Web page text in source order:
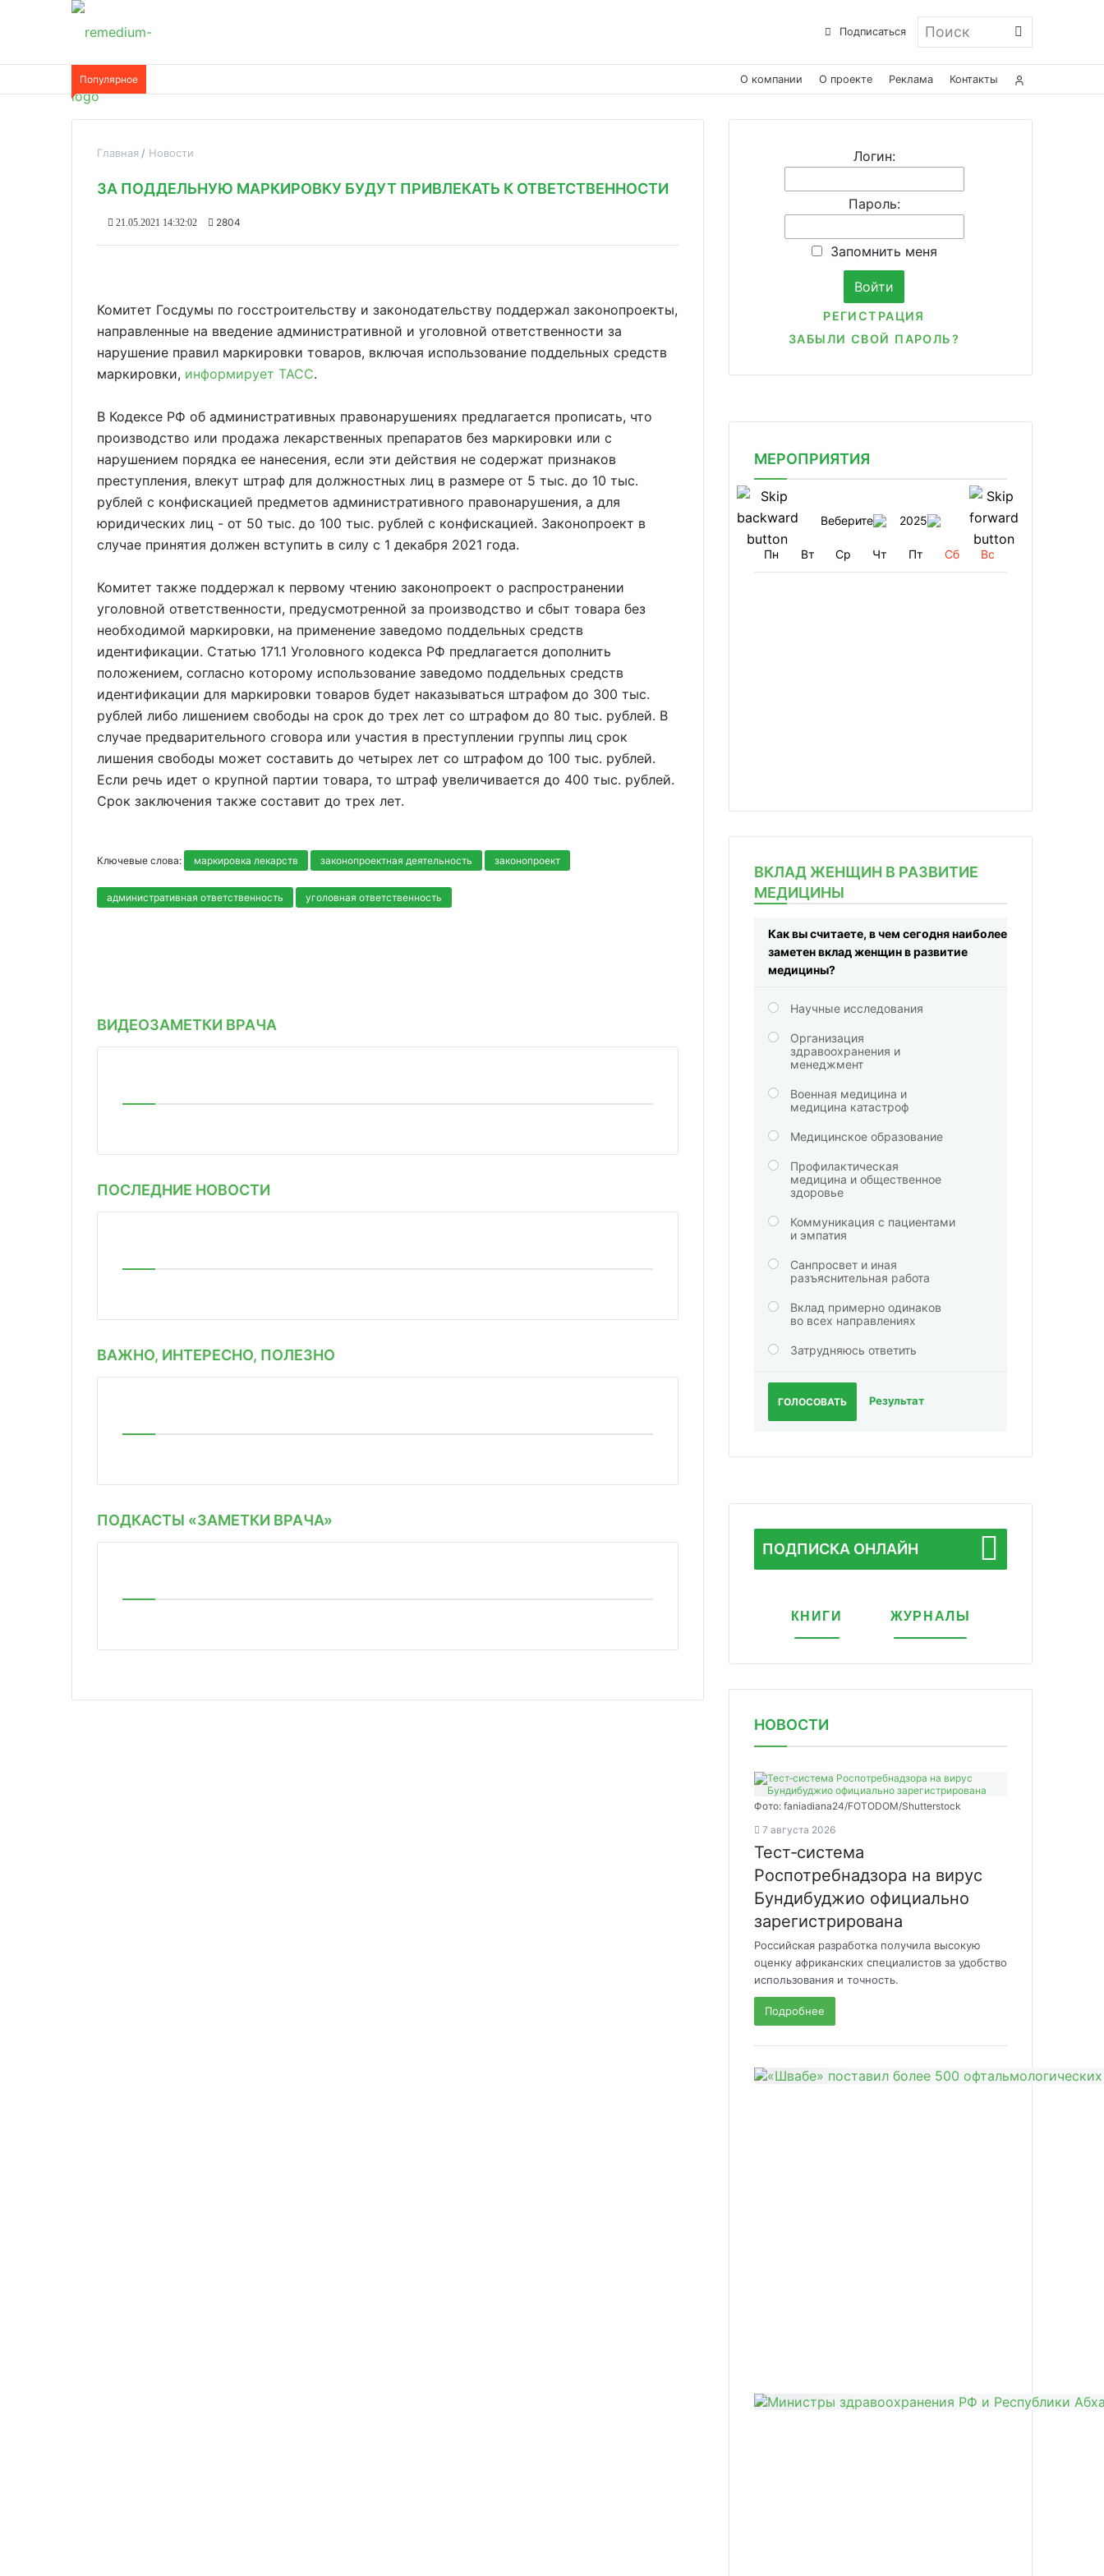
Подписаться Поиск
Популярное О компании О проекте Реклама Контакты
Главная Новости
ЗА ПОДДЕЛЬНУЮ МАРКИРОВКУ БУДУТ ПРИВЛЕКАТЬ К ОТВЕТСТВЕННОСТИ
21.05.2021 14:32:02 2804
Комитет Госдумы по госстроительству и законодательству поддержал законопроекты,
направленные на введение административной и уголовной ответственности за
нарушение правил маркировки товаров, включая использование поддельных средств
маркировки, информирует ТАСС.
В Кодексе РФ об административных правонарушениях предлагается прописать, что
производство или продажа лекарственных препаратов без маркировки или с
нарушением порядка ее нанесения, если эти действия не содержат признаков
преступления, влекут штраф для должностных лиц в размере от 5 тыс. до 10 тыс.
рублей с конфискацией предметов административного правонарушения, а для
юридических лиц - от 50 тыс. до 100 тыс. рублей с конфискацией. Законопроект в
случае принятия должен вступить в силу с 1 декабря 2021 года.
Комитет также поддержал к первому чтению законопроект о распространении
уголовной ответственности, предусмотренной за производство и сбыт товара без
необходимой маркировки, на применение заведомо поддельных средств
идентификации. Статью 171.1 Уголовного кодекса РФ предлагается дополнить
положением, согласно которому использование заведомо поддельных средств
идентификации для маркировки товаров будет наказываться штрафом до 300 тыс.
рублей либо лишением свободы на срок до трех лет со штрафом до 80 тыс. рублей. В
случае предварительного сговора или участия в преступлении группы лиц срок
лишения свободы может составить до четырех лет со штрафом до 100 тыс. рублей.
Если речь идет о крупной партии товара, то штраф увеличивается до 400 тыс. рублей.
Срок заключения также составит до трех лет.
Ключевые слова: маркировка лекарств законопроектная деятельность законопроект
административная ответственность уголовная ответственность
ВИДЕОЗАМЕТКИ ВРАЧА
ПОСЛЕДНИЕ НОВОСТИ
ВАЖНО, ИНТЕРЕСНО, ПОЛЕЗНО
ПОДКАСТЫ «ЗАМЕТКИ ВРАЧА»
Логин:
Пароль:
Запомнить меня
РЕГИСТРАЦИЯ
ЗАБЫЛИ СВОЙ ПАРОЛЬ?
МЕРОПРИЯТИЯ
Веберите 2025
Пн Вт Ср Чт Пт Сб Вс
ВКЛАД ЖЕНЩИН В РАЗВИТИЕ
МЕДИЦИНЫ
Как вы считаете, в чем сегодня наиболее
заметен вклад женщин в развитие
медицины?
Научные исследования
Организация
здравоохранения и
менеджмент
Военная медицина и
медицина катастроф
Медицинское образование
Профилактическая
медицина и общественное
здоровье
Коммуникация с пациентами
и эмпатия
Санпросвет и иная
разъяснительная работа
Вклад примерно одинаков
во всех направлениях
Затрудняюсь ответить
ГОЛОСОВАТЬ Результат
ПОДПИСКА ОНЛАЙН
КНИГИ ЖУРНАЛЫ
НОВОСТИ
Фото: faniadiana24/FOTODOM/Shutterstock
7 августа 2026
Тест‑система
Роспотребнадзора на вирус
Бундибуджио официально
зарегистрирована
Российская разработка получила высокую
оценку африканских специалистов за удобство
использования и точность.
Подробнее